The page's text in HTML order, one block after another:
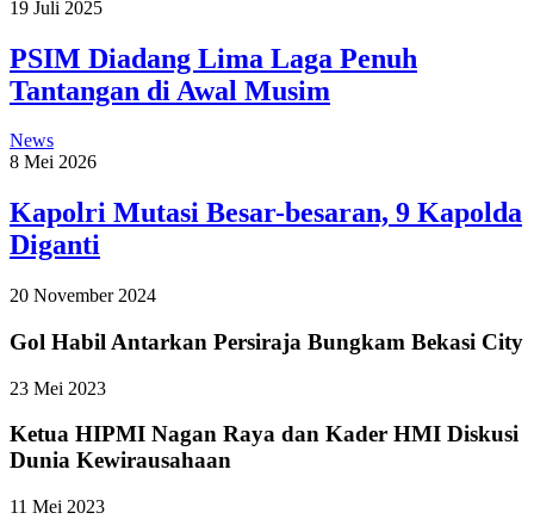
19 Juli 2025
PSIM Diadang Lima Laga Penuh
Tantangan di Awal Musim
News
8 Mei 2026
Kapolri Mutasi Besar-besaran, 9 Kapolda
Diganti
20 November 2024
Gol Habil Antarkan Persiraja Bungkam Bekasi City
23 Mei 2023
Ketua HIPMI Nagan Raya dan Kader HMI Diskusi
Dunia Kewirausahaan
11 Mei 2023